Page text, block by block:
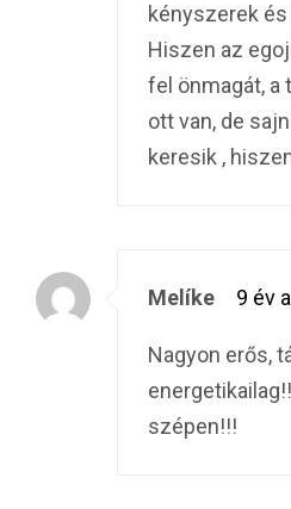
kényszerek
Hiszen az
fel önmagát, a
ott van, de
keresik ,
Melíke 9 év
Nagyon erős,
szépen!!!